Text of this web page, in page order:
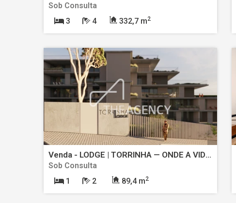
Sob Consulta
3
4 332,7 m2
Venda - LODGE | TORRINHA — ONDE A VIDA URBANA ENCONTRA O CONFORTO E A TRANQUILIDADE
Sob Consulta
1
2 89,4 m2